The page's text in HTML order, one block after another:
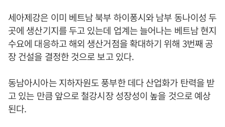
세아제강은 이미 베트남 북부 하이퐁시와 남부 동나이성 두
곳에 생산기지를 두고 있는데 업계는 늘어나는 베트남 현지
수요에 대응하고 해외 생산거점을 확대하기 위해 3번째 공
장 건설을 결정한 것으로 보고 있다.
동남아시아는 지하자원도 풍부한 데다 산업화가 탄력을 받
고 있는 만큼 앞으로 철강시장 성장성이 높을 것으로 예상
된다.